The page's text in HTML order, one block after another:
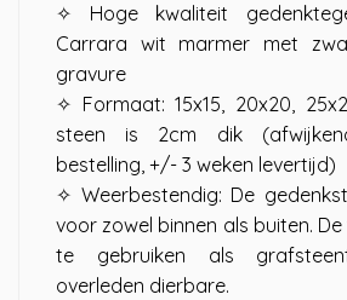
✧ Hoge kwaliteit
Carrara wit marmer met
gravure
✧ Formaat: 15x15, 20x20,
steen is 2cm dik
bestelling, +/- 3 weken levertijd)
✧ Weerbestendig: De
voor zowel binnen als buiten.
te gebruiken als
overleden dierbare.